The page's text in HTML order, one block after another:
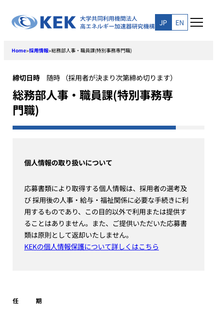
content
JP EN
Home>採用情報>総務部人事・職員課(特別事務専門職)
締切日時 随時 （採用者が決まり次第締め切ります）
総務部人事・職員課(特別事務専
門職)
個人情報の取り扱いについて
応募書類により取得する個人情報は、採用者の選考及
び 採用後の人事・給与・福祉関係に必要な手続きに利
用するものであり、この目的以外で利用または提供す
ることはありません。また、ご提供いただいた応募書
類は原則として返却いたしません。
KEKの個人情報保護について詳しくはこちら
任 期